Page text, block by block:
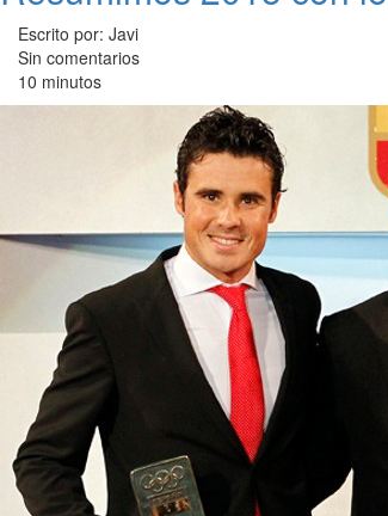
Escrito por: Javi
Sin comentarios
10 minutos